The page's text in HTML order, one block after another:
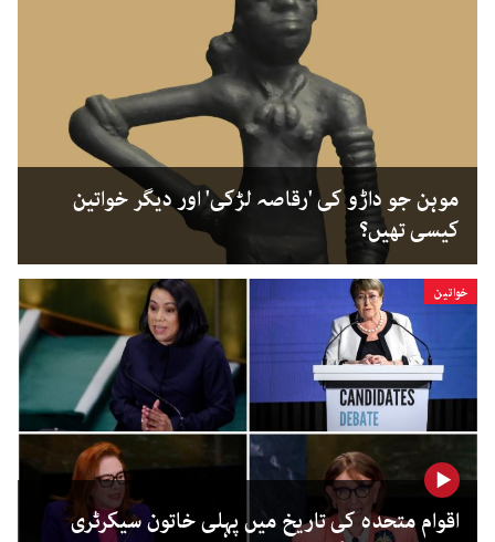
موہن جو داڑو کی 'رقاصہ لڑکی' اور دیگر خواتین
کیسی تھیں؟
خواتین
اقوام متحدہ کی تاریخ میں پہلی خاتون سیکرٹری